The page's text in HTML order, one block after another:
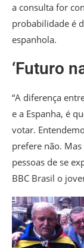
a consulta for
probabilidade é
espanhola.
‘Futuro
“A diferença
e a Espanha, é
votar.
prefere não.
pessoas de se
BBC Brasil o